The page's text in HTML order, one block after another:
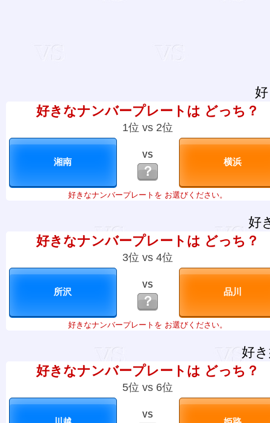
好きなナンバープレートは どっち？
1位 vs 2位
VS
？
好きなナンバープレートを お選びください。
好
好きなナンバープレートは どっち？
3位 vs 4位
VS
？
好きなナンバープレートを お選びください。
好
好きなナンバープレートは どっち？
5位 vs 6位
VS